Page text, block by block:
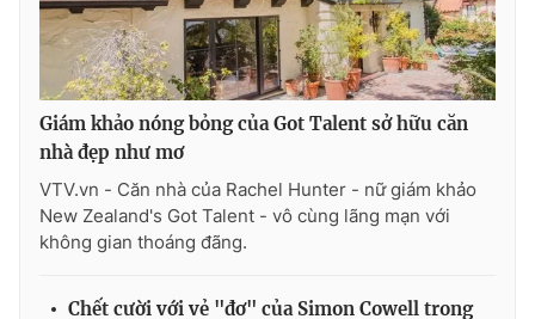
Theo dõi báo trên
Cơ quan chủ quản:Đài Truyền hình Việt Nam
Cơ quan báo chí:Thời báo VTV
Giấy phép hoạt động báo in và báo điện tử số 483/GP-BTTTT
Tổng Biên tập: Vũ Thanh Thủy
Phó Tổng Biên tập:Nguyễn Thị Mỹ Hạnh, Phạm Quốc Thắng,
Tổng đài VTV: 024.38 355 931 - 024.38 355 932
Giám khảo nóng bỏng của Got Talent sở hữu căn
nhà đẹp như mơ
VTV.vn - Căn nhà của Rachel Hunter - nữ giám khảo
New Zealand's Got Talent - vô cùng lãng mạn với
không gian thoáng đãng.
Chết cười với vẻ "đơ" của Simon Cowell trong